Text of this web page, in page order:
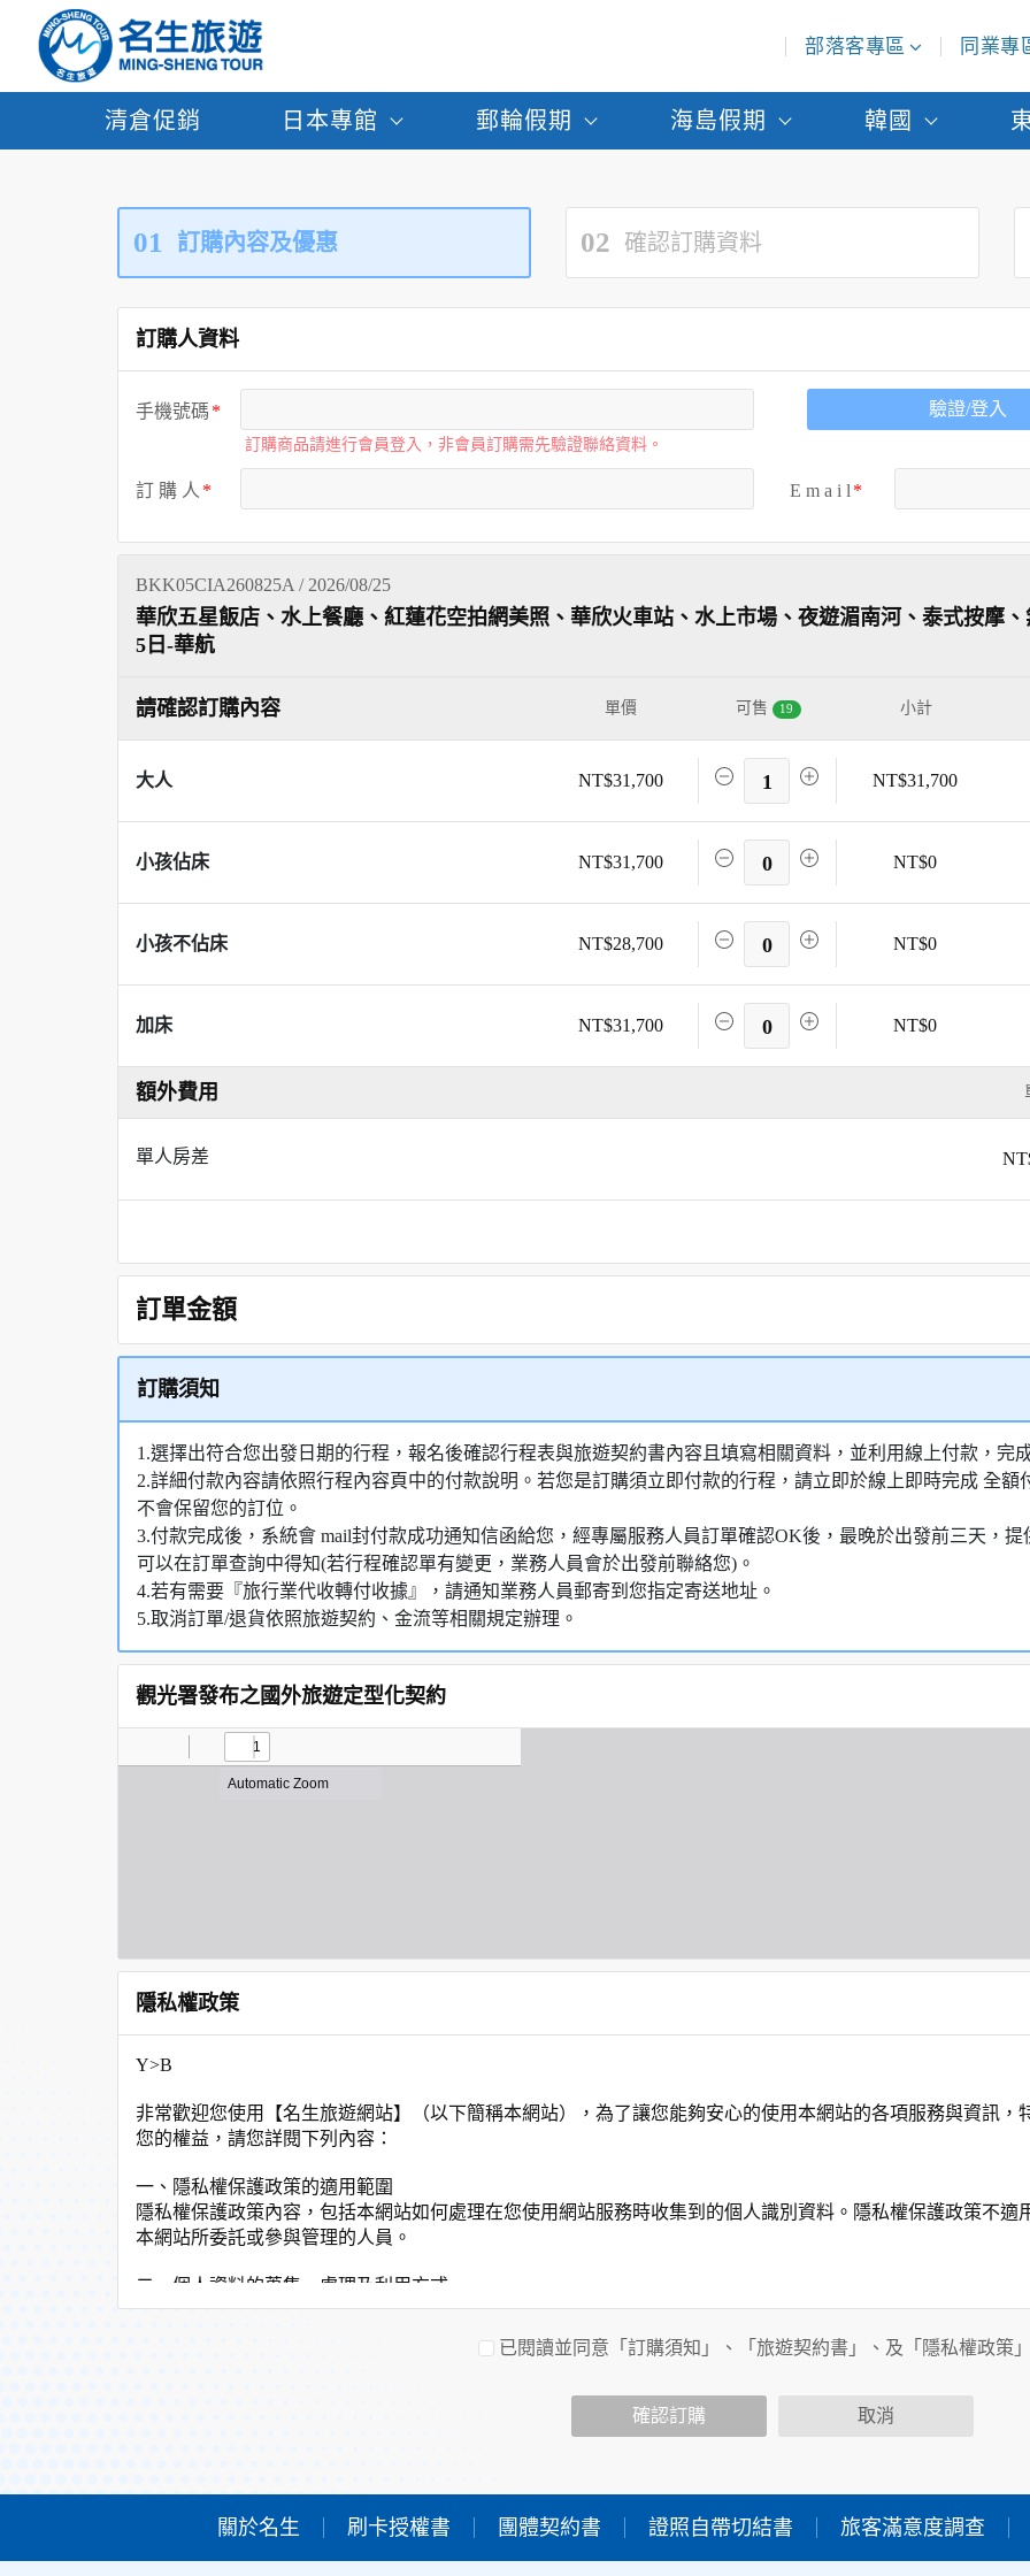
部落客專區 同業專
清倉促銷 日本專館 郵輪假期 海島假期 韓國
01 訂購內容及優惠 02 確認訂購資料
訂購人資料
手機號碼
訂購商品請進行會員登入，非會員訂購需先驗證聯絡資料。
驗證/登入
訂 購 人 E m a i l
BKK05CIA260825A / 2026/08/25
華欣五星飯店、水上餐廳、紅蓮花空拍網美照、華欣火車站、水上市場、夜遊湄南河、泰式按摩
5日-華航
請確認訂購內容 單價 可售 19 小計
大人 NT$31,700 1 NT$31,700
小孩佔床 NT$31,700 0 NT$0
小孩不佔床 NT$28,700 0 NT$0
加床 NT$31,700 0 NT$0
額外費用
單人房差
訂單金額
訂購須知
1.選擇出符合您出發日期的行程，報名後確認行程表與旅遊契約書內容且填寫相關資料，並利用線上付款，完
2.詳細付款內容請依照行程內容頁中的付款說明。若您是訂購須立即付款的行程，請立即於線上即時完成 全
不會保留您的訂位。
3.付款完成後，系統會 mail封付款成功通知信函給您，經專屬服務人員訂單確認OK後，最晚於出發前三天，
可以在訂單查詢中得知(若行程確認單有變更，業務人員會於出發前聯絡您)。
4.若有需要『旅行業代收轉付收據』，請通知業務人員郵寄到您指定寄送地址。
5.取消訂單/退貨依照旅遊契約、金流等相關規定辦理。
觀光署發布之國外旅遊定型化契約
隱私權政策
Y>B
非常歡迎您使用【名生旅遊網站】（以下簡稱本網站），為了讓您能夠安心的使用本網站的各項服務與資訊
您的權益，請您詳閱下列內容：
一、隱私權保護政策的適用範圍
隱私權保護政策內容，包括本網站如何處理在您使用網站服務時收集到的個人識別資料。隱私權保護政策不
本網站所委託或參與管理的人員。
二、個人資料的蒐集、處理及利用方式
當您造訪本網站或使用本網站所提供之功能服務時，我們將視該服務功能性質，請您提供必要的個人資料，
非經您書面同意，本網站不會將個人資料用於其他用途。
本網站在您使用服務信箱、問卷調查等互動性功能時，會保留您所提供的姓名、電子郵件地址、聯絡方式及使
為提供精確的服務，我們會將收集的問卷調查內容進行統計與分析，分析結果之統計數據或說明文字呈現，
本網站主機均設有防火牆、防毒系統等相關的各項資訊安全設備及必要的安全防護措施，加以保護網站及您
人員才能接觸您的個人資料，相關處理人員皆簽有保密合約，如有違反保密義務者，將會受到相關的法律處分
已閱讀並同意「訂購須知」、「旅遊契約書」、及「隱私權政策
確認訂購 取消
關於名生 刷卡授權書 團體契約書 證照自帶切結書 旅客滿意度調查